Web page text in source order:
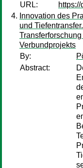
URL:
Innovation des
und
Verbundprojekts
By:
Abstract: